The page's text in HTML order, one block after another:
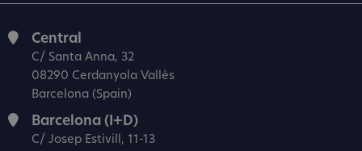
Central
C/ Santa Anna, 32
08290 Cerdanyola Vallès
Barcelona (Spain)
Barcelona (I+D)
C/ Josep Estivill, 11-13